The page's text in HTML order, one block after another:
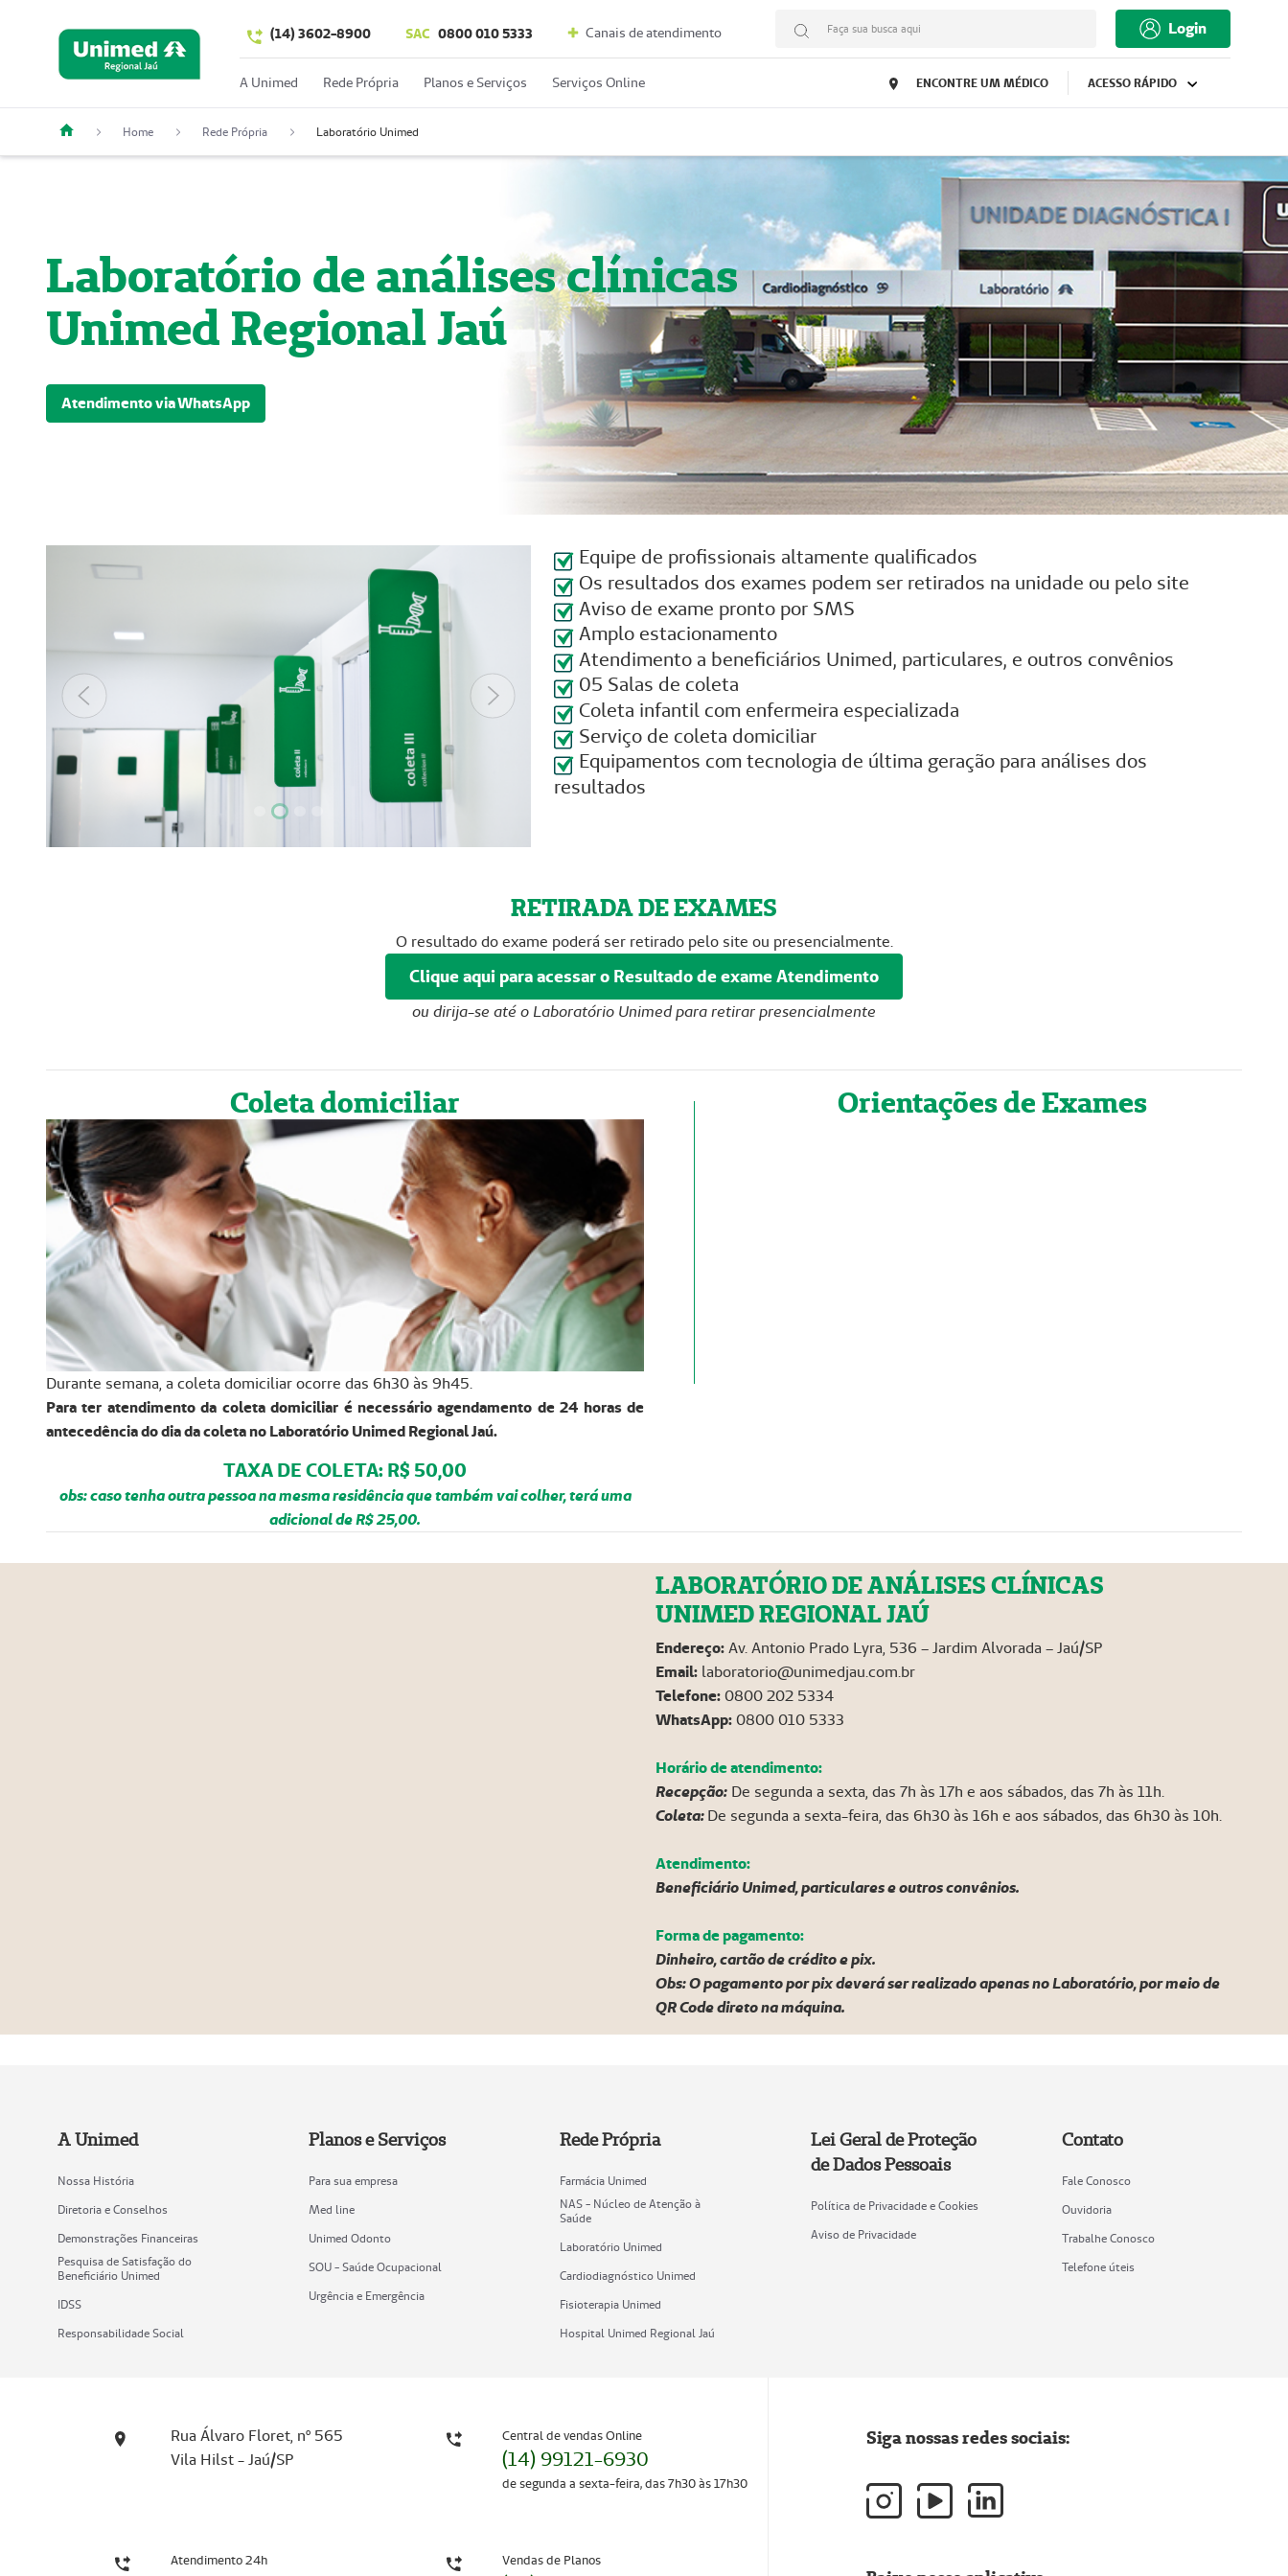
(14) 3602-8900 SAC 0800 010 5333 Canais de atendimento Faça sua busca aqui Login
A Unimed Rede Própria Planos e Serviços Serviços Online ENCONTRE UM MÉDICO ACESSO RÁPIDO
Home Rede Própria Laboratório Unimed
Laboratório de análises clínicas
Unimed Regional Jaú
Atendimento via WhatsApp
Focar slide
Focar slide
Anterior Próximo
Equipe de profissionais altamente qualificados
Os resultados dos exames podem ser retirados na unidade ou pelo site
Aviso de exame pronto por SMS
Amplo estacionamento
Atendimento a beneficiários Unimed, particulares, e outros convênios
05 Salas de coleta
Coleta infantil com enfermeira especializada
Serviço de coleta domiciliar
Equipamentos com tecnologia de última geração para análises dos
resultados
RETIRADA DE EXAMES
O resultado do exame poderá ser retirado pelo site ou presencialmente.
Clique aqui para acessar o Resultado de exame Atendimento
ou dirija-se até o Laboratório Unimed para retirar presencialmente
Coleta domiciliar
Durante semana, a coleta domiciliar ocorre das 6h30 às 9h45.
Para ter atendimento da coleta domiciliar é necessário agendamento de 24 horas de
antecedência do dia da coleta no Laboratório Unimed Regional Jaú.
TAXA DE COLETA: R$ 50,00
obs: caso tenha outra pessoa na mesma residência que também vai colher, terá uma
adicional de R$ 25,00.
Orientações de Exames
LABORATÓRIO DE ANÁLISES CLÍNICAS
UNIMED REGIONAL JAÚ
Endereço:Av. Antonio Prado Lyra, 536 – Jardim Alvorada – Jaú/SP
Email: laboratorio@unimedjau.com.br
Telefone:0800 202 5334
WhatsApp:0800 010 5333
Horário de atendimento:
Recepção: De segunda a sexta, das 7h às 17h e aos sábados, das 7h às 11h.
Coleta:De segunda a sexta-feira, das 6h30 às 16h e aos sábados, das 6h30 às 10h.
Atendimento:
Beneficiário Unimed, particulares e outros convênios.
Forma de pagamento:
Dinheiro, cartão de crédito e pix.
Obs: O pagamento por pix deverá ser realizado apenas no Laboratório, por meio de
QR Code direto na máquina.
A Unimed
Nossa História
Diretoria e Conselhos
Demonstrações Financeiras
Pesquisa de Satisfação do
Beneficiário Unimed
IDSS
Responsabilidade Social
Planos e Serviços
Para sua empresa
Med line
Unimed Odonto
SOU - Saúde Ocupacional
Urgência e Emergência
Rede Própria
Farmácia Unimed
NAS - Núcleo de Atenção à
Saúde
Laboratório Unimed
Cardiodiagnóstico Unimed
Fisioterapia Unimed
Hospital Unimed Regional Jaú
Lei Geral de Proteção
de Dados Pessoais
Política de Privacidade e Cookies
Aviso de Privacidade
Contato
Fale Conosco
Ouvidoria
Trabalhe Conosco
Telefone úteis
Rua Álvaro Floret, nº 565
Vila Hilst - Jaú/SP
Central de vendas Online
(14) 99121-6930
de segunda a sexta-feira, das 7h30 às 17h30
Atendimento 24h Vendas de Planos
Siga nossas redes sociais: